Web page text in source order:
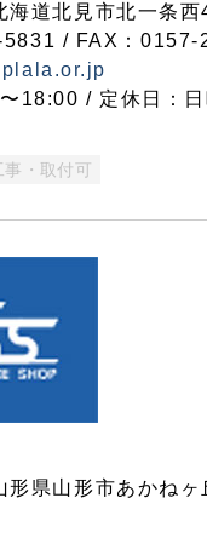
道北見市北一条西
/ FAX：0157-
18:00 / 定休日：日
事・取付可
県山形市あかねヶ